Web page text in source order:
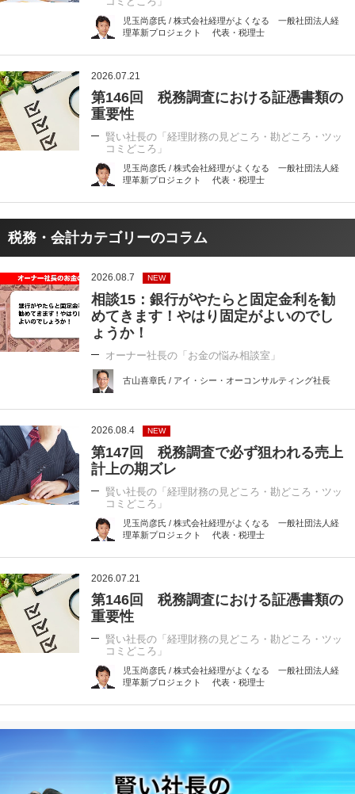
児玉尚彦氏 / 株式会社経理がよくなる 一般社団法人経
理革新プロジェクト 代表・税理士
2026.07.21
第146回 税務調査における証憑書類の
重要性
賢い社長の「経理財務の見どころ・勘どころ・ツッ
コミどころ」
児玉尚彦氏 / 株式会社経理がよくなる 一般社団法人経
理革新プロジェクト 代表・税理士
税務・会計カテゴリーのコラム
2026.08.7 NEW
相談15：銀行がやたらと固定金利を勧
めてきます！やはり固定がよいのでし
ょうか！
オーナー社長の「お金の悩み相談室」
古山喜章氏 / アイ・シー・オーコンサルティング社長
2026.08.4 NEW
第147回 税務調査で必ず狙われる売上
計上の期ズレ
賢い社長の「経理財務の見どころ・勘どころ・ツッ
コミどころ」
児玉尚彦氏 / 株式会社経理がよくなる 一般社団法人経
理革新プロジェクト 代表・税理士
2026.07.21
第146回 税務調査における証憑書類の
重要性
賢い社長の「経理財務の見どころ・勘どころ・ツッ
コミどころ」
児玉尚彦氏 / 株式会社経理がよくなる 一般社団法人経
理革新プロジェクト 代表・税理士